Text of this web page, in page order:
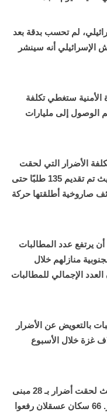
لم تحسب بدقة بعد
الإسرائيلي أنه سينشر
الأمنية ستغطي تكلفة
الوصول إلى مليارات
الأضرار التي لحقت
بالممتلكات خلال الأيام الثلاثة الماضية، حيث تم تقديم 135 طلبًا حتى
صاروخية أطلقتها حركة
يرتفع عدد المطالبات
منازلهم خلال
الإجمالي للمطالبات
بالتعويض عن الأضرار
غزة خلال الأسبوع
وكانت أكبر الأضرار في مدينة عسقلان حيث لحقت أضرار بـ 28 مبنى
و 34 سيارة وأربعة أنواع أخرى من الأضرار. 66 سكان عسقلان رفعوا